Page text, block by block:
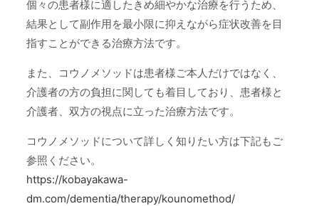
個々の患者様に適したきめ細やかな治療を行うため、
結果として副作用を最小限に抑えながら症状改善を目
指すことができる治療方法です。
また、コウノメソッドは患者様ご本人だけではなく、
介護者の方の負担に関しても着目しており、患者様と
介護者、双方の視点に立った治療方法です。
コウノメソッドについて詳しく知りたい方は下記もご
参照ください。
https://kobayakawa-
dm.com/dementia/therapy/kounomethod/